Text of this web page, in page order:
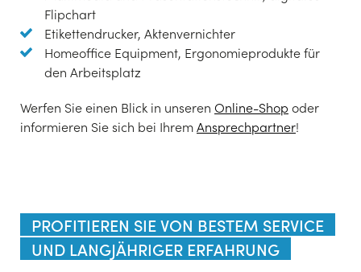
Flipchart
Etikettendrucker, Aktenvernichter
Homeoffice Equipment, Ergonomieprodukte für
den Arbeitsplatz
Werfen Sie einen Blick in unseren Online-Shop oder
informieren Sie sich bei IhremAnsprechpartner!
PROFITIEREN SIE VON BESTEM SERVICE
UND LANGJÄHRIGER ERFAHRUNG